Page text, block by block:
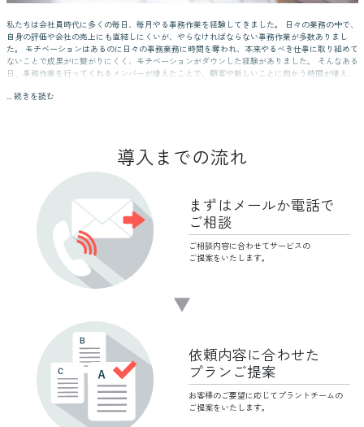
私たちは会社員時代に多くの毎日、毎月やる事務作業を経験してきました。 日々の業務の中で、
自身の評価や会社の売上にも直結しにくいが、やらなければならない事務作業が多数ありまし
た。 モチベーションはあるのに日々の事務業務に時間を奪われ、本来やるべき仕事に取り組めて
ないことで成果がに繋がりにくく、モチベーションがダウンした経験がありました。 そんなある
日、事務作業を行ってくれるメンバーが増えたことで、顧客や新しいことに向かう時間が増え、
い事業を作ること推進することに時間を使わないといけないのにもかかわらず、日々の事務業務
余談ですが、日本のITを代表する有名な経営者も、会社設立時に一番最初に庶務を採用して自分
の時間を確保することで、新規事業構築に時間を費やしたのは有名な話です。 私たちは多くの人
にリモートアシスタントの便利さを感じて欲しい想いから、Remobaアシスタントのサービスを
立ち上げました。 私たちがアシスタントを採用したときのように、優秀なアシスタントから応募
が来なくて、毎日面談する手間・選考方法を創意工夫する手間や、業務管理の失敗、個人アシス
タントに依頼していた際に急にバックレて業務が逆に回らなくなるといった大変な体験しまし
た。 私達がアシスタントを採用したときの失敗・大変な思いをしなくてもすむように当サービス
をリリース致しました。 週５日対応するアシスタントチームのRemobaアシスタントを活用し、
企業のご成長、ご発展の一助となれば幸いです。
... 続きを読む
導入までの流れ
まずはメールか電話で
ご相談
ご相談内容に合わせてサービスの
ご提案をいたします。
依頼内容に合わせた
プランご提案
お客様のご要望に応じてプラントチームの
ご提案をいたします。